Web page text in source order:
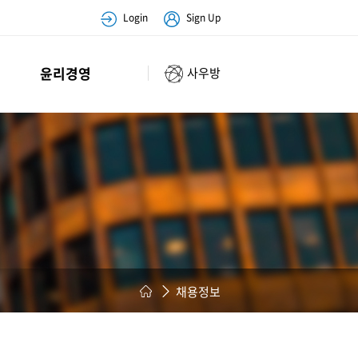
Sign Up
Login
윤리경영 사우방
채용정보